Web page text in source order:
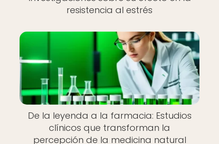
resistencia al estrés
De la leyenda a la farmacia: Estudios
clínicos que transforman la
percepción de la medicina natural